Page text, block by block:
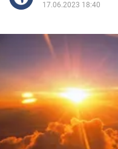
Polityka
Społeczeństwo
Wojna na Ukrainie
17.06.2023 18:40